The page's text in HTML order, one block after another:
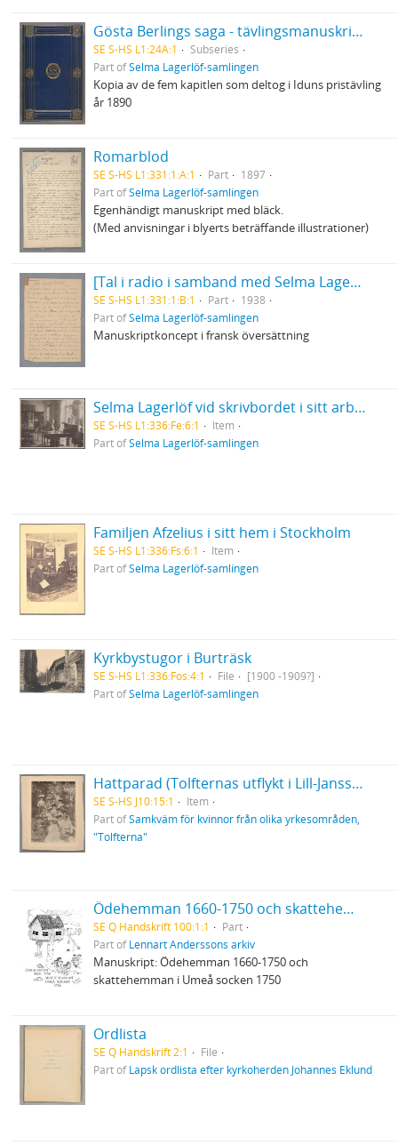
Gösta Berlings saga - tävlingsmanuskriptet
SE S-HS L1:24A:1
Subseries
Part ofSelma Lagerlöf-samlingen
Kopia av de fem kapitlen som deltog i Iduns pristävling
år 1890
Romarblod
SE S-HS L1:331:1:A:1 Part
1897
Part ofSelma Lagerlöf-samlingen
Egenhändigt manuskript med bläck.
(Med anvisningar i blyerts beträffande illustrationer)
[Tal i radio i samband med Selma Lagerlöfs 80-årsdag]
SE S-HS L1:331:1:B:1 Part
1938
Part ofSelma Lagerlöf-samlingen
Manuskriptkoncept i fransk översättning
Selma Lagerlöf vid skrivbordet i sitt arbetsrum i Centralpalatset i Falun
SE S-HS L1:336:Fe:6:1
Item
Part ofSelma Lagerlöf-samlingen
Familjen Afzelius i sitt hem i Stockholm
SE S-HS L1:336:Fs:6:1
Item
Part ofSelma Lagerlöf-samlingen
Kyrkbystugor i Burträsk
SE S-HS L1:336:Fos:4:1 File
[1900 -1909?]
Part ofSelma Lagerlöf-samlingen
Hattparad (Tolfternas utflykt i Lill-Jansskogen
SE S-HS J10:15:1
Item
Part ofSamkväm för kvinnor från olika yrkesområden,
"Tolfterna"
Ödehemman 1660-1750 och skattehemman i Umeå socken 1750
SE Q Handskrift 100:1:1
Part
Part ofLennart Anderssons arkiv
Manuskript: Ödehemman 1660-1750 och
skattehemman i Umeå socken 1750
Ordlista
SE Q Handskrift 2:1
File
Part ofLapsk ordlista efter kyrkoherden Johannes Eklund